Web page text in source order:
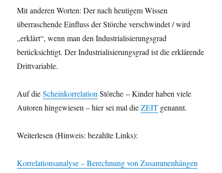
Mit anderen Worten: Der nach heutigem Wissen
überraschende Einfluss der Störche verschwindet / wird
„erklärt“, wenn man den Industrialisierungsgrad
berücksichtigt. Der Industrialisierungsgrad ist die erklärende
Drittvariable.
Auf dieScheinkorrelation Störche – Kinder haben viele
Autoren hingewiesen – hier sei mal dieZEIT genannt.
Weiterlesen (Hinweis: bezahlte Links):
Korrelationsanalyse – Berechnung von Zusammenhängen